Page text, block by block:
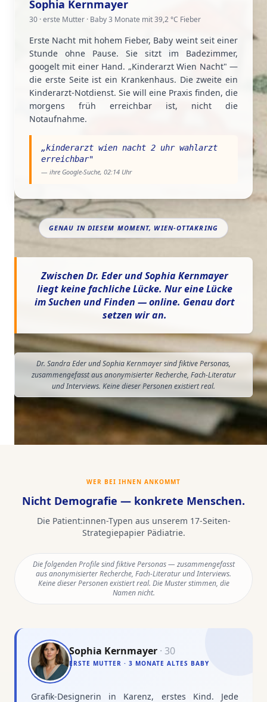
Sophia Kernmayer
30 · erste Mutter · Baby 3 Monate mit 39,2 °C Fieber
Erste Nacht mit hohem Fieber, Baby weint seit einer
Stunde ohne Pause. Sie sitzt im Badezimmer,
googelt mit einer Hand. „Kinderarzt Wien Nacht" —
die erste Seite ist ein Krankenhaus. Die zweite ein
Kinderarzt-Notdienst. Sie will eine Praxis finden, die
morgens früh erreichbar ist, nicht die
Notaufnahme.
„kinderarzt wien nacht 2 uhr wahlarzt
erreichbar"
— ihre Google-Suche, 02:14 Uhr
GENAU IN DIESEM MOMENT, WIEN-OTTAKRING
Zwischen Dr. Eder und Sophia Kernmayer
liegt keine fachliche Lücke. Nur eine Lücke
im Suchen und Finden — online. Genau dort
setzen wir an.
Dr. Sandra Eder und Sophia Kernmayer sind fiktive Personas,
zusammengefasst aus anonymisierter Recherche, Fach-Literatur
und Interviews. Keine dieser Personen existiert real.
WER BEI IHNEN ANKOMMT
Nicht Demografie — konkrete Menschen.
Die Patient:innen-Typen aus unserem 17-Seiten-
Strategiepapier Pädiatrie.
Die folgenden Profile sind fiktive Personas — zusammengefasst
aus anonymisierter Recherche, Fach-Literatur und Interviews.
Keine dieser Personen existiert real. Die Muster stimmen, die
Namen nicht.
Sophia Kernmayer · 30
ERSTE MUTTER · 3 MONATE ALTES BABY
Grafik-Designerin in Karenz, erstes Kind. Jede